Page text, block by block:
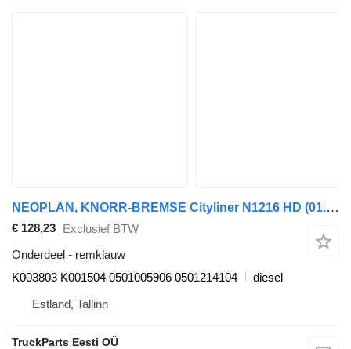
NEOPLAN, KNORR-BREMSE Cityliner N1216 HD (01.73-) K003803 K001504 remklauw voor Neoplan Spaceliner, Skyliner, Jetliner, Cityliner (1973-) bus
€ 128,23 Exclusief BTW
Onderdeel - remklauw
K003803 K001504 0501005906 0501214104
diesel
Estland, Tallinn
TruckParts Eesti OÜ